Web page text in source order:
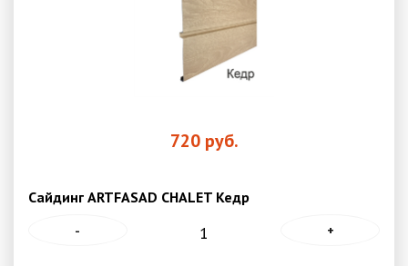
720руб.
Сайдинг ARTFASAD CHALET Кедр
- +